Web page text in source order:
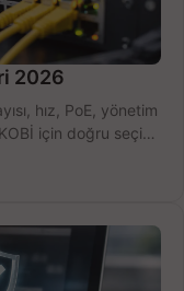
2026
hız, PoE, yönetim
için doğru seçimi